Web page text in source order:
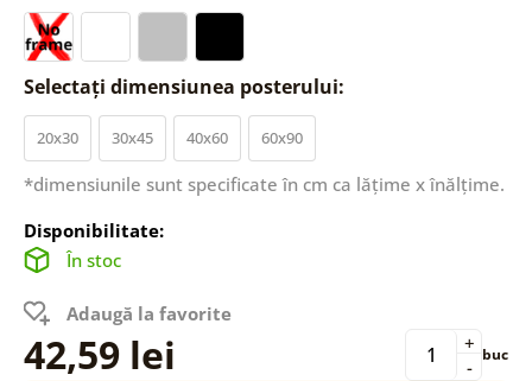
Selectați dimensiunea posterului:
20x30 30x45 40x60 60x90
*dimensiunile sunt specificate în cm ca lățime x înălțime.
Disponibilitate:
În stoc
Adaugă la favorite
42,59 lei -
+ buc